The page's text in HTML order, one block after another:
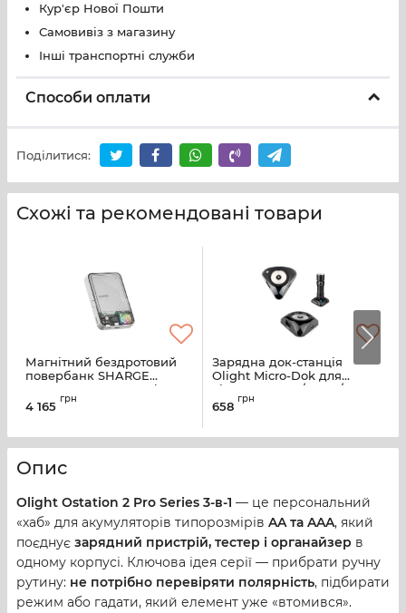
Кур'єр Нової Пошти
Самовивіз з магазину
Інші транспортні служби
Способи оплати
Поділитися:
Схожі та рекомендовані товари
Магнітний бездротовий
повербанк SHARGE
ICEMAG 2 Power Bank 30w
10000 mAh
4 165
грн
Зарядна док-станція
Olight Micro-Dok для
ліхтарив S10R / S15R / S20R
/ S30R
658
грн
Опис
Olight Ostation 2 Pro Series 3-в-1 — це персональний
«хаб» для акумуляторів типорозмірів AA та AAA, який
поєднує зарядний пристрій, тестер і органайзер в
одному корпусі. Ключова ідея серії — прибрати ручну
рутину: не потрібно перевіряти полярність, підбирати
режим або гадати, який елемент уже «втомився».